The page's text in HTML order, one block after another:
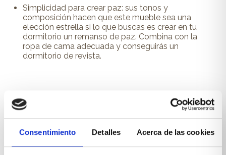
Consentimiento Detalles Acerca de las cookies
Simplicidad para crear paz: sus tonos y
composición hacen que este mueble sea una
elección estrella si lo que buscas es crear en tu
dormitorio un remanso de paz. Combina con la
ropa de cama adecuada y conseguirás un
dormitorio de revista.
Muebles auxiliares: el toque
diferenciador
elecciones funcionales y estéticas que completan